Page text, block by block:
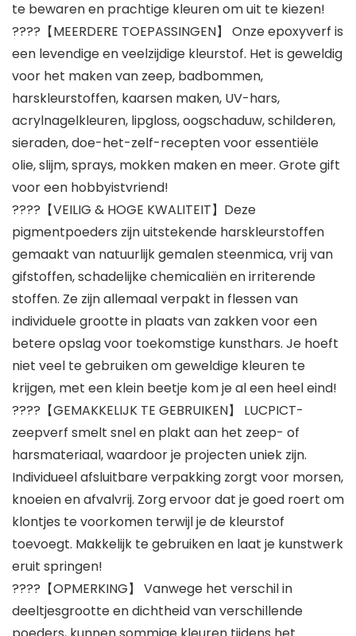
te bewaren en prachtige kleuren om uit te kiezen!
????【MEERDERE TOEPASSINGEN】 Onze epoxyverf is
een levendige en veelzijdige kleurstof. Het is geweldig
voor het maken van zeep, badbommen,
harskleurstoffen, kaarsen maken, UV-hars,
acrylnagelkleuren, lipgloss, oogschaduw, schilderen,
sieraden, doe-het-zelf-recepten voor essentiële
olie, slijm, sprays, mokken maken en meer. Grote gift
voor een hobbyistvriend!
????【VEILIG & HOGE KWALITEIT】Deze
pigmentpoeders zijn uitstekende harskleurstoffen
gemaakt van natuurlijk gemalen steenmica, vrij van
gifstoffen, schadelijke chemicaliën en irriterende
stoffen. Ze zijn allemaal verpakt in flessen van
individuele grootte in plaats van zakken voor een
betere opslag voor toekomstige kunsthars. Je hoeft
niet veel te gebruiken om geweldige kleuren te
krijgen, met een klein beetje kom je al een heel eind!
????【GEMAKKELIJK TE GEBRUIKEN】 LUCPICT-
zeepverf smelt snel en plakt aan het zeep- of
harsmateriaal, waardoor je projecten uniek zijn.
Individueel afsluitbare verpakking zorgt voor morsen,
knoeien en afvalvrij. Zorg ervoor dat je goed roert om
klontjes te voorkomen terwijl je de kleurstof
toevoegt. Makkelijk te gebruiken en laat je kunstwerk
eruit springen!
????【OPMERKING】 Vanwege het verschil in
deeltjesgrootte en dichtheid van verschillende